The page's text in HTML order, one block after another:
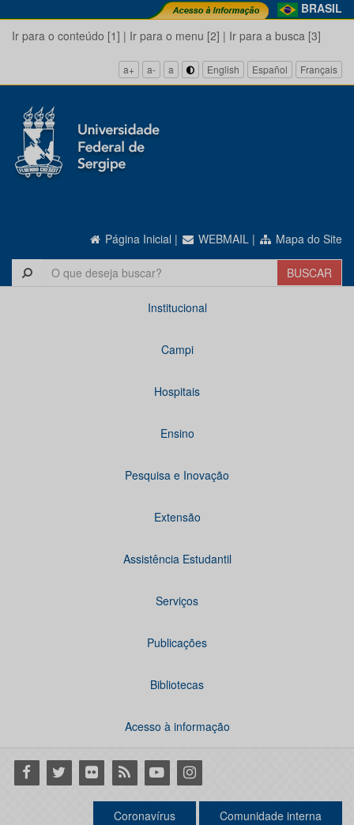
BRASIL
Ir para o conteúdo [1] | Ir para o menu [2] | Ir para a busca [3]
a+ a- a English Español Français
Página Inicial | WEBMAIL | Mapa do Site
Institucional
Campi
Hospitais
Ensino
Pesquisa e Inovação
Extensão
Assistência Estudantil
Serviços
Publicações
Bibliotecas
Acesso à informação
Facebook
Twitter Flickr RSS YoutubeInstagram
Coronavírus Comunidade interna